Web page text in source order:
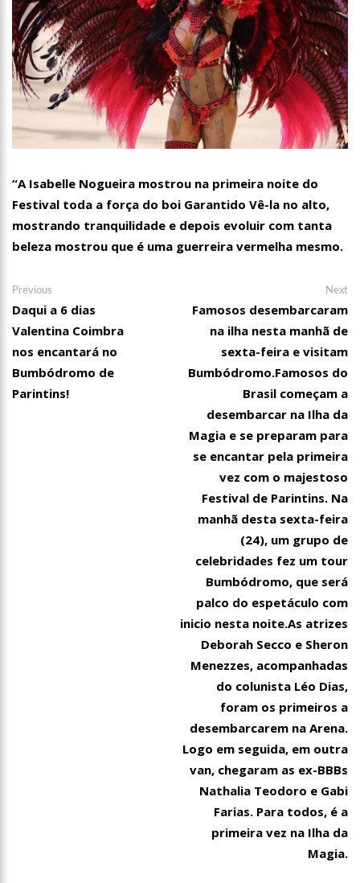
00:01
Jovem Guarda de Luto Morre em SP, aos 76 anos, Lilian
dupla Leno & Lilian
“A Isabelle Nogueira mostrou na primeira noite do
Festival toda a força do boi Garantido Vê-la no alto,
mostrando tranquilidade e depois evoluir com tanta
beleza mostrou que é uma guerreira vermelha mesmo.
Navegação
de
Post
Previous
post:
Daqui a 6 dias
Valentina Coimbra
nos encantará no
Bumbódromo de
Parintins!
Next
Famosos desembarcaram
na ilha nesta manhã de
sexta-feira e visitam
Bumbódromo.Famosos do
Brasil começam a
desembarcar na Ilha da
Magia e se preparam para
se encantar pela primeira
vez com o majestoso
Festival de Parintins. Na
manhã desta sexta-feira
(24), um grupo de
celebridades fez um tour
Bumbódromo, que será
palco do espetáculo com
inicio nesta noite.As atrizes
Deborah Secco e Sheron
Menezzes, acompanhadas
do colunista Léo Dias,
foram os primeiros a
desembarcarem na Arena.
Logo em seguida, em outra
van, chegaram as ex-BBBs
Nathalia Teodoro e Gabi
Farias. Para todos, é a
primeira vez na Ilha da
Magia.